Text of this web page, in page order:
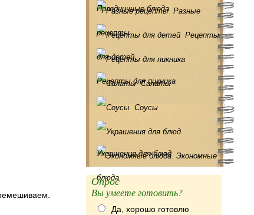
Праздничные блюда Разные
рецепты Рецепты
для детей
Рецепты для пикника
Салаты
Соусы
Украшения для блюд Экономные
блюда
Опрос
Вы умеете готовить?
Да, хорошо готовлю